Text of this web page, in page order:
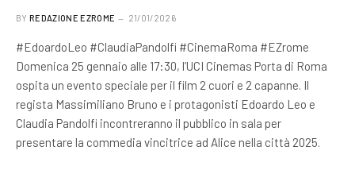
BY REDAZIONE EZROME 21/01/2026
#EdoardoLeo #ClaudiaPandolfi #CinemaRoma #EZrome
Domenica 25 gennaio alle 17:30, l’UCI Cinemas Porta di Roma
ospita un evento speciale per il film 2 cuori e 2 capanne. Il
regista Massimiliano Bruno e i protagonisti Edoardo Leo e
Claudia Pandolfi incontreranno il pubblico in sala per
presentare la commedia vincitrice ad Alice nella città 2025.